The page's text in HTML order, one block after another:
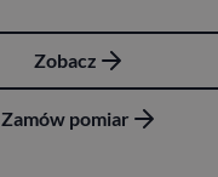
Zobacz
Zamów pomiar